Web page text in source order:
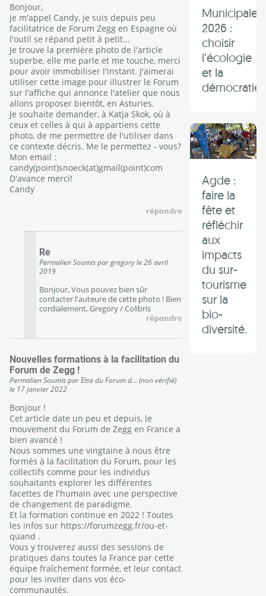
Municipales
2026 :
choisir
l’écologie
et la
démocratie
Agde :
faire la
fête et
réfléchir
aux
impacts
du sur-
tourisme
sur la
bio-
diversité.
Bonjour,
je m'appel Candy, je suis depuis peu
facilitatrice de Forum Zegg en Espagne où
l'outil se répand petit à petit...
Je trouve la première photo de l'article
superbe, elle me parle et me touche, merci
pour avoir immobiliser l'instant. J'aimerai
utiliser cette image pour illustrer le Forum
sur l'affiche qui annonce l'atelier que nous
allons proposer bientôt, en Asturies.
Je souhaite demander, à Katja Skok, où à
ceux et celles à qui à appartiens cette
photo, de me permettre de l'utiliser dans
ce contexte décris. Me le permettez - vous?
Mon email :
candy(point)snoeck(at)gmail(point)com
D'avance merci!
Candy
répondre
Re
PermalienSoumis pargregoryle26 avril
2019
Bonjour, Vous pouvez bien sûr
contacter l'auteure de cette photo ! Bien
cordialement, Gregory / Colibris
répondre
Nouvelles formations à la facilitation du
Forum de Zegg !
PermalienSoumis parElsa du Forum d... (non vérifié)
le 17 janvier 2022
Bonjour !
Cet article date un peu et depuis, le
mouvement du Forum de Zegg en France a
bien avancé !
Nous sommes une vingtaine à nous être
formés à la facilitation du Forum, pour les
collectifs comme pour les individus
souhaitants explorer les différentes
facettes de l'humain avec une perspective
de changement de paradigme.
Et la formation continue en 2022 ! Toutes
les infos sur https://forumzegg.fr/ou-et-
quand .
Vous y trouverez aussi des sessions de
pratiques dans toutes la France par cette
équipe fraîchement formée, et leur contact
pour les inviter dans vos éco-
communautés.